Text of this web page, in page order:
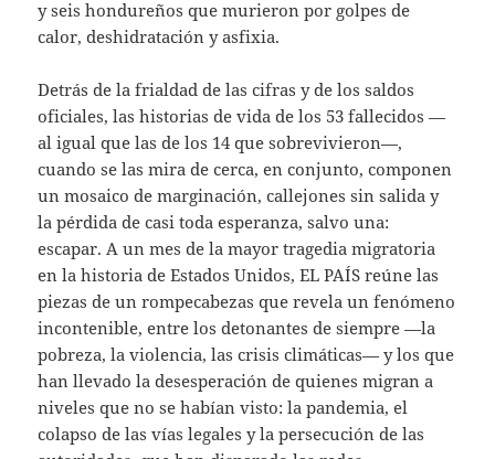
y seis hondureños que murieron por golpes de
calor, deshidratación y asfixia.
Detrás de la frialdad de las cifras y de los saldos
oficiales, las historias de vida de los 53 fallecidos —
al igual que las de los 14 que sobrevivieron—,
cuando se las mira de cerca, en conjunto, componen
un mosaico de marginación, callejones sin salida y
la pérdida de casi toda esperanza, salvo una:
escapar. A un mes de la mayor tragedia migratoria
en la historia de Estados Unidos, EL PAÍS reúne las
piezas de un rompecabezas que revela un fenómeno
incontenible, entre los detonantes de siempre —la
pobreza, la violencia, las crisis climáticas— y los que
han llevado la desesperación de quienes migran a
niveles que no se habían visto: la pandemia, el
colapso de las vías legales y la persecución de las